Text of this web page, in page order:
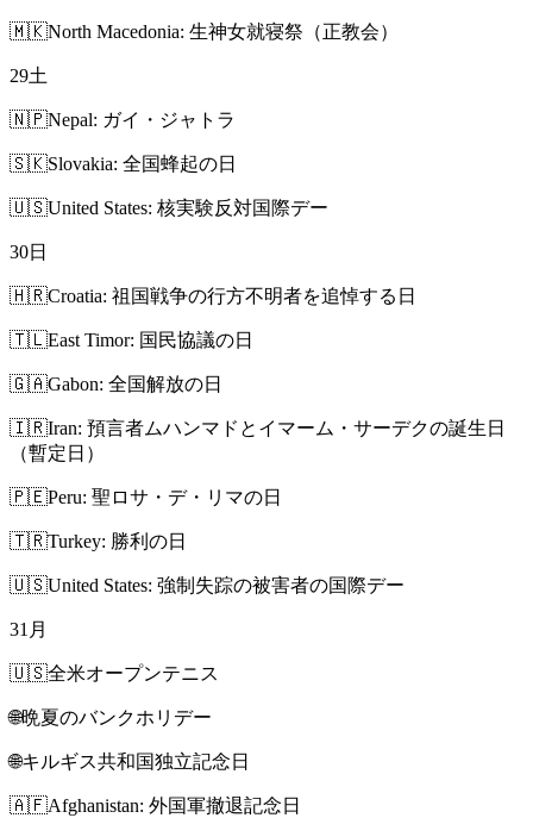
🇲🇰North Macedonia: 生神女就寝祭（正教会）
29土
🇳🇵Nepal: ガイ・ジャトラ
🇸🇰Slovakia: 全国蜂起の日
🇺🇸United States: 核実験反対国際デー
30日
🇭🇷Croatia: 祖国戦争の行方不明者を追悼する日
🇹🇱East Timor: 国民協議の日
🇬🇦Gabon: 全国解放の日
🇮🇷Iran: 預言者ムハンマドとイマーム・サーデクの誕生日
（暫定日）
🇵🇪Peru: 聖ロサ・デ・リマの日
🇹🇷Turkey: 勝利の日
🇺🇸United States: 強制失踪の被害者の国際デー
31 月
🇺🇸全米オープンテニス
🌐晩夏のバンクホリデー
🌐キルギス共和国独立記念日
🇦🇫Afghanistan: 外国軍撤退記念日